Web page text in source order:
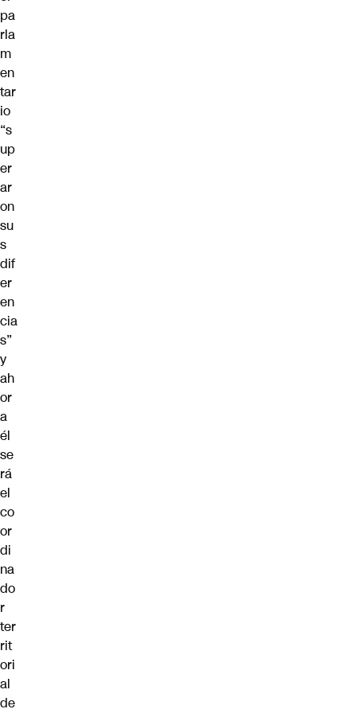
pa
rla
m
en
tar
io
“s
up
er
ar
on
su
s
dif
er
en
cia
s”
y
ah
or
a
él
se
rá
el
co
or
di
na
do
r
ter
rit
ori
al
de